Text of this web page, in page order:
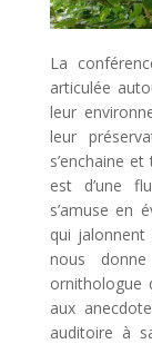
La
articulée
leur
leur
s’enchaine
est d’une
s’amuse en
qui
nous
ornithologue
aux
auditoire à